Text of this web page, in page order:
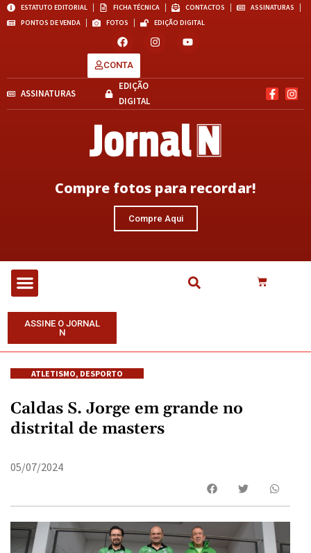
ESTATUTO EDITORIAL FICHA TÉCNICA CONTACTOS
ASSINATURAS
PONTOS DE VENDA
FOTOS EDIÇÃO DIGITAL
CONTA
ASSINATURAS
EDIÇÃO
DIGITAL
Compre fotos para recordar!
Compre Aqui
ASSINE O JORNAL
N
ATLETISMO, DESPORTO
Caldas S. Jorge em grande no
distrital de masters
05/07/2024